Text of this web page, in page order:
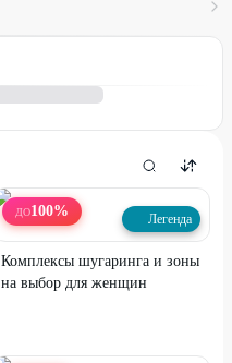
ДО100% Легенда
Комплексы шугаринга и зоны
на выбор для женщин